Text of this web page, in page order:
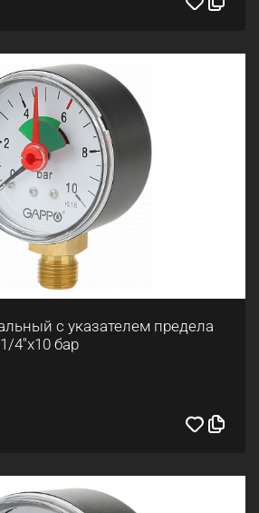
с указателем предела
4"x10 бар